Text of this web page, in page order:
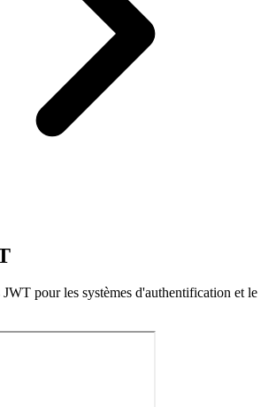
pour les systèmes d'authentification et le